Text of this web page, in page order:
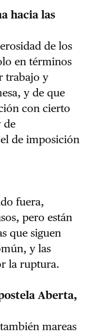
hacia las
de los
en términos
trabajo y
y de que
con cierto
de
de imposición
fuera,
pero están
que siguen
y las
la ruptura.
Aberta,
mareas